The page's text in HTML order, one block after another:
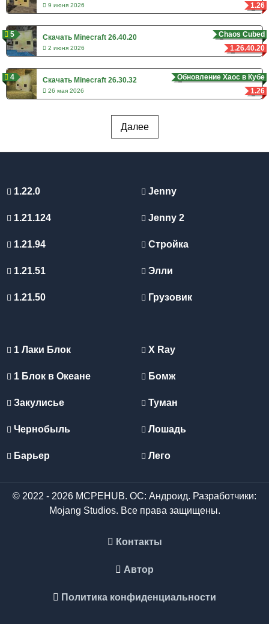
1.26
9 июня 2026
5
Chaos Cubed
1.26.40.20
Скачать Minecraft 26.40.20
2 июня 2026
4
Обновление Хаос в Кубе
1.26
Скачать Minecraft 26.30.32
26 мая 2026
Далее
1.22.0
1.21.124
1.21.94
1.21.51
1.21.50
Jenny
Jenny 2
Стройка
Элли
Грузовик
1 Лаки Блок
1 Блок в Океане
Закулисье
Чернобыль
Барьер
X Ray
Бомж
Туман
Лошадь
Лего
© 2022 - 2026 MCPEHUB. ОС: Андроид. Разработчики:
Mojang Studios. Все права защищены.
Контакты
Автор
Политика конфиденциальности